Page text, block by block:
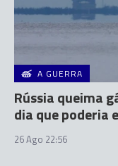
A GUERRA
Rússia queima
dia que poderia
26 Ago 22:56